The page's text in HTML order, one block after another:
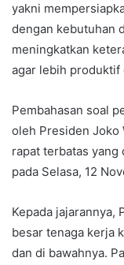
yakni
dengan kebutuhan
meningkatkan
agar lebih produktif
Pembahasan soal
oleh Presiden Joko
rapat terbatas
pada Selasa, 12
Kepada jajarannya,
besar tenaga kerja
dan di bawahnya.